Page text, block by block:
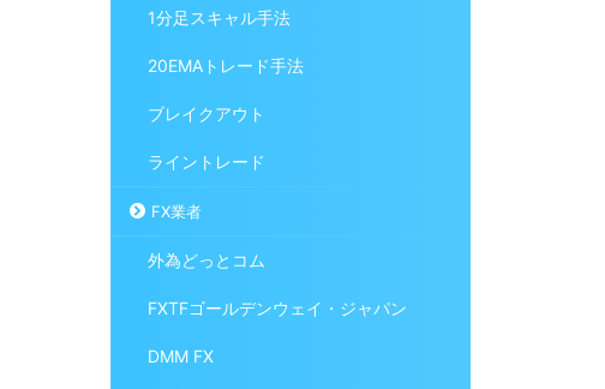
1分足スキャル手法
20EMAトレード手法
ブレイクアウト
ライントレード
FX業者
外為どっとコム
FXTFゴールデンウェイ・ジャパン
DMM FX